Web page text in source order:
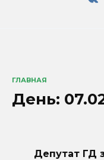
ГЛАВНАЯ
День:
Депутат ГД